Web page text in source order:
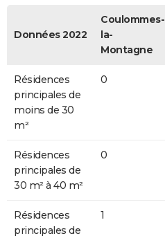
Données 2022
Coulommes-
la-
Montagne
Résidences
principales de
moins de 30
m²
0
Résidences
principales de
30 m² à 40 m²
0
Résidences
principales de
1